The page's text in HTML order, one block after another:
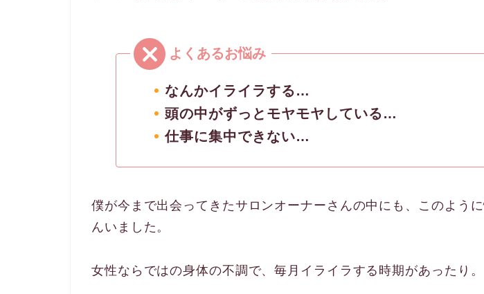
なんかイライラする…
頭の中がずっとモヤモヤしている…
仕事に集中できない…
僕が今まで出会ってきたサロンオーナーさんの中にも、このよう
んいました。
女性ならではの身体の不調で、毎月イライラする時期があったり。